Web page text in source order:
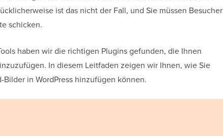
ist das nicht der Fall, und Sie müssen Besucher
schicken.
haben wir die richtigen Plugins gefunden, die Ihnen
In diesem Leitfaden zeigen wir Ihnen, wie Sie
in WordPress hinzufügen können.